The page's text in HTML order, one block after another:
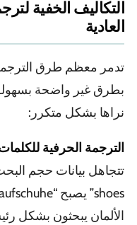
التكاليف الخفية
العادية
تدمر معظم طرق
بطرق غير واضحة
نراها بشكل متكرر:
الترجمة الحرفية